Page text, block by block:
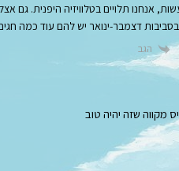
אנחנו תלויים בטלוויזיה היפנית. גם
דצמבר-ינואר יש להם עוד כמה
הגב
מקווה שזה יהיה טוב